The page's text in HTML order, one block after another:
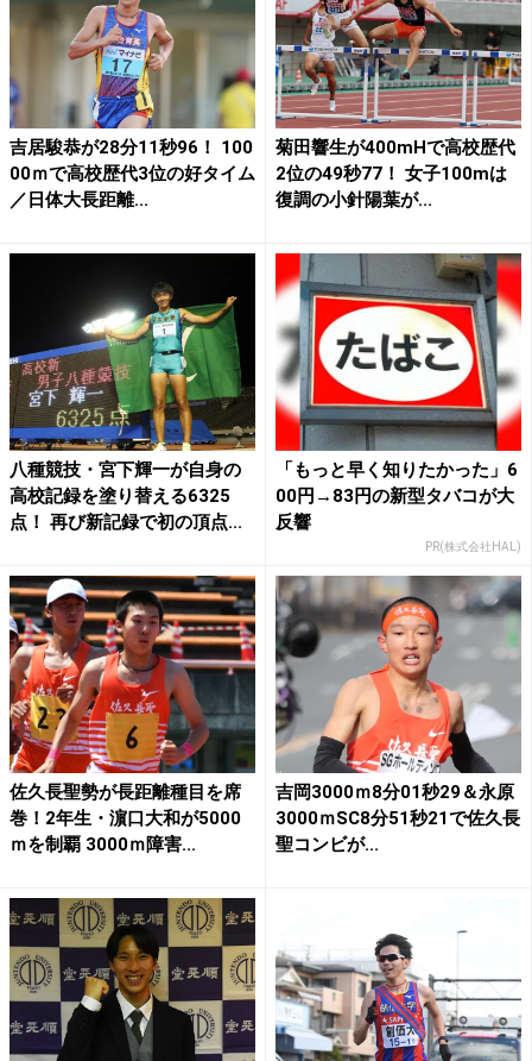
吉居駿恭が28分11秒96！ 100
00ｍで高校歴代3位の好タイム
／日体大長距離...
菊田響生が400mHで高校歴代
2位の49秒77！ 女子100mは
復調の小針陽葉が...
八種競技・宮下輝一が自身の
高校記録を塗り替える6325
点！ 再び新記録で初の頂点...
「もっと早く知りたかった」6
00円→83円の新型タバコが大
反響
PR(株式会社HAL)
佐久長聖勢が長距離種目を席
巻！2年生・濵口大和が5000
ｍを制覇 3000ｍ障害...
吉岡3000ｍ8分01秒29＆永原
3000ｍSC8分51秒21で佐久長
聖コンビが...